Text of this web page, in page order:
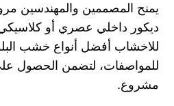
يمنح المصممين والمهندسين
ديكور داخلي عصري أو
للاخشاب أفضل أنواع خشب
للمواصفات، لتضمن الحصول
مشروع.